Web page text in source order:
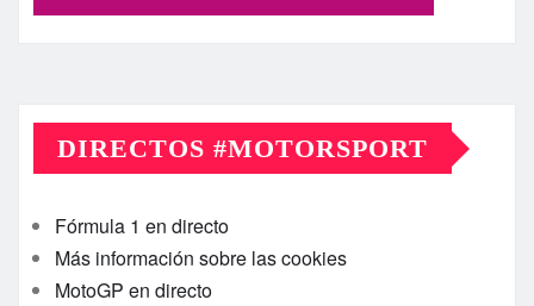
DIRECTOS #MOTORSPORT
Fórmula 1 en directo
Más información sobre las cookies
MotoGP en directo